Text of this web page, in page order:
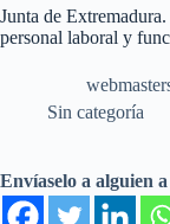
Junta de
personal laboral y
Sin categoría
Envíaselo a alguien